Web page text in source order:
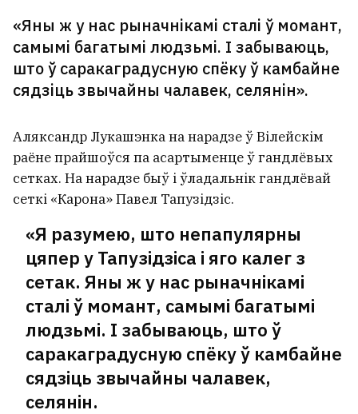
«Яны ж у нас рыначнікамі сталі ў момант,
самымі багатымі людзьмі. І забываюць,
што ў саракаградусную спёку ў камбайне
сядзіць звычайны чалавек, селянін».
Аляксандр Лукашэнка на нарадзе ў Вілейскім
раёне прайшоўся па асартыменце ў гандлёвых
сетках. На нарадзе быў і ўладальнік гандлёвай
сеткі «Карона» Павел Тапузідзіс.
«Я разумею, што непапулярны
цяпер у Тапузідзіса і яго калег з
сетак. Яны ж у нас рыначнікамі
сталі ў момант, самымі багатымі
людзьмі. І забываюць, што ў
саракаградусную спёку ў камбайне
сядзіць звычайны чалавек,
селянін.